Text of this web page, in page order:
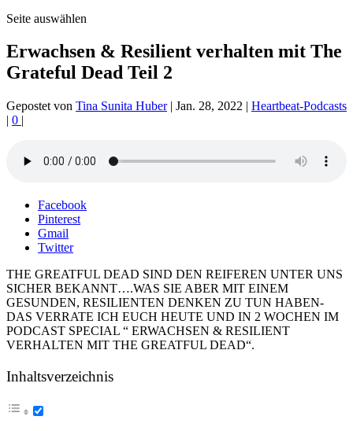
Seite auswählen
Erwachsen & Resilient verhalten mit The
Grateful Dead Teil 2
Gepostet von Tina Sunita Huber| Jan. 28, 2022 | Heartbeat-Podcasts
| 0 |
Facebook
Pinterest
Gmail
Twitter
THE GREATFUL DEAD SIND DEN REIFEREN UNTER UNS
SICHER BEKANNT….WAS SIE ABER MIT EINEM
GESUNDEN, RESILIENTEN DENKEN ZU TUN HABEN-
DAS VERRATE ICH EUCH HEUTE UND IN 2 WOCHEN IM
PODCAST SPECIAL “ ERWACHSEN & RESILIENT
VERHALTEN MIT THE GREATFUL DEAD“.
Inhaltsverzeichnis